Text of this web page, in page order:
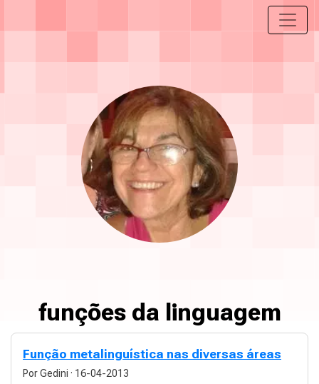
funções da linguagem
Função metalinguística nas diversas áreas
Por Gedini · 16-04-2013